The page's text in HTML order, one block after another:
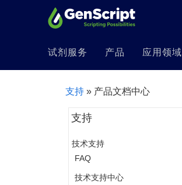
试剂服务 产品 应用领域
支持 » 产品文档中心
支持
技术支持
FAQ
技术支持中心